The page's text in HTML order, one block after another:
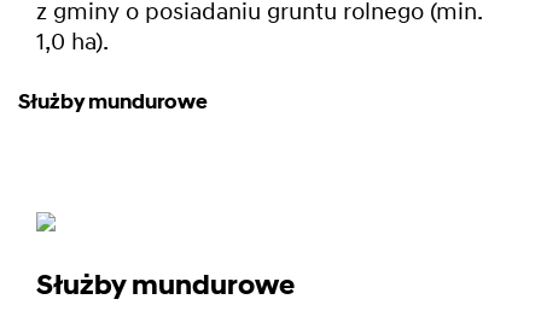
z gminy o posiadaniu gruntu rolnego (min.
1,0 ha).
Służby mundurowe
Służby mundurowe